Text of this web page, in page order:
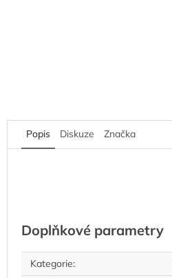
Popis Diskuze Značka
Doplňkové parametry
Kategorie: